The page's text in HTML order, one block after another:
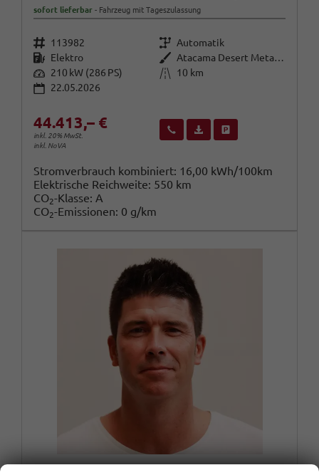
sofort lieferbar Fahrzeug mit Tageszulassung
Fahrzeugnr. 113982 Getriebe Automatik
Kraftstoff Elektro Außenfarbe
Atacama Desert Metallic
Leistung 210 kW (286 PS) Kilometerstand
10 km
22.05.2026
44.413,– €
inkl. 20% MwSt.
inkl. NoVA
Wir rufen Sie anFahrzeugexposé (PDF)
Stromverbrauch kombiniert: 16,00 kWh/100km
Elektrische Reichweite: 550 km
CO2-Klasse: A
CO2-Emissionen: 0 g/km